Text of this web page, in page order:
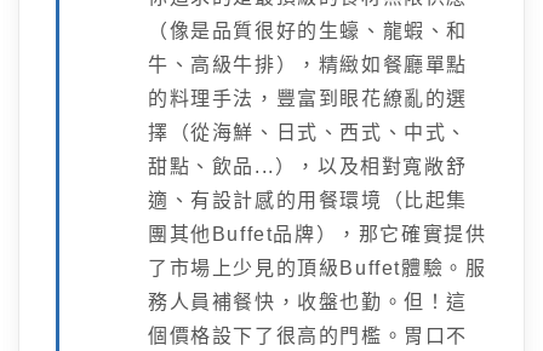
（像是品質很好的生蠔、龍蝦、和
牛、高級牛排），精緻如餐廳單點
的料理手法，豐富到眼花繚亂的選
擇（從海鮮、日式、西式、中式、
甜點、飲品...），以及相對寬敞舒
適、有設計感的用餐環境（比起集
團其他Buffet品牌），那它確實提供
了市場上少見的頂級Buffet體驗。服
務人員補餐快，收盤也勤。但！這
個價格設下了很高的門檻。胃口不